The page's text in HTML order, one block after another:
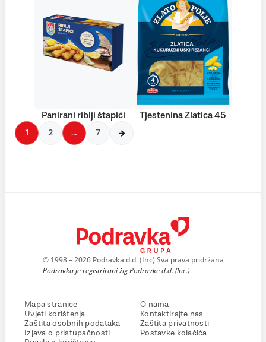
Panirani riblji štapići Tjestenina Zlatica 45
1 2 … 7
© 1998 – 2026 Podravka d.d. (Inc) Sva prava pridržana
Podravka je registrirani žig Podravke d.d. (Inc.)
Mapa stranice
Uvjeti korištenja
Zaštita osobnih podataka
Izjava o pristupačnosti
O nama
Kontaktirajte nas
Zaštita privatnosti
Postavke kolačića